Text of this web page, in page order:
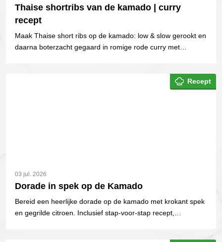
Thaise shortribs van de kamado | curry
recept
Maak Thaise short ribs op de kamado: low & slow gerookt en
daarna boterzacht gegaard in romige rode curry met
Recept
03 jul. 2026
Dorade in spek op de Kamado
Bereid een heerlijke dorade op de kamado met krokant spek
en gegrilde citroen. Inclusief stap-voor-stap recept,